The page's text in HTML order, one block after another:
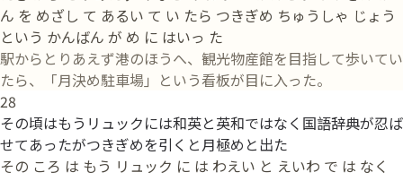
ん を めざし て あるい て い たら つきぎめ ちゅうしゃ じょう
という かんばん が め に はいっ た
駅からとりあえず港のほうへ、観光物産館を目指して歩いてい
たら、「月決め駐車場」という看板が目に入った。
28
その頃はもうリュックには和英と英和ではなく国語辞典が忍ば
せてあったがつきぎめを引くと月極めと出た
その ころ は もう リュック に は わえい と えいわ で は なく